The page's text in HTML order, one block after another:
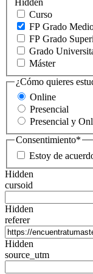
Curso
FP Grado
FP Grado
Grado
Máster
¿Cómo quieres
Online
Presencial
Presencial y
Consentimiento*
Estoy de
Hidden
cursoid
Hidden
referer
Hidden
source_utm